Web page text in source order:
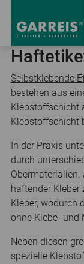
Selbstklebende
bestehen aus
Klebstoffschicht
Klebstoffschicht
In der Praxis
durch
haftender Kleber
Kleber, wodurch
ohne Klebe- und
Neben diesen
spezielle